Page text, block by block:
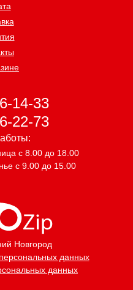
Новгород
данных
данных
14-33
22-73
с 8.00 до 18.00
с 9.00 до 15.00